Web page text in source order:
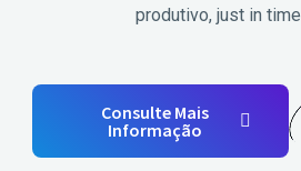
produtivo, just in time
Consulte Mais
Informação